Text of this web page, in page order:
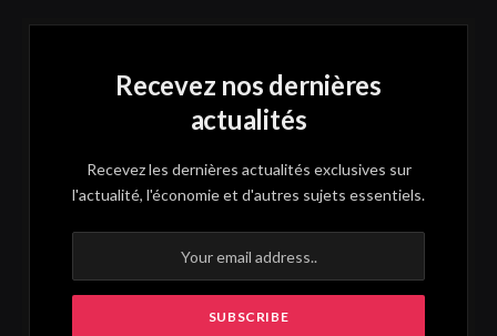
Recevez nos dernières
actualités
Recevez les dernières actualités exclusives sur
l'actualité, l'économie et d'autres sujets essentiels.